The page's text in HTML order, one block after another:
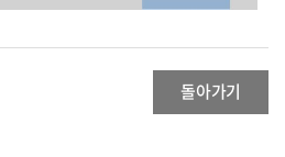
돌아가기